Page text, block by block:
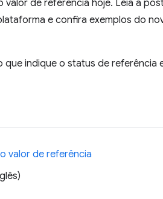
valor de referência hoje. Leia a
e confira exemplos do
que indique o status de referência
valor de referência